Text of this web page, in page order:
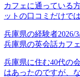
カフェに通っている
ットの口コミだけで
兵庫県の経験者2026/
兵庫県の英会話カフ
兵庫県に住む40代の
はあったのですが、